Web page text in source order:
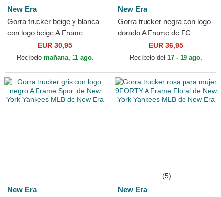
New Era
Gorra trucker beige y blanca
con logo beige A Frame
League Essential de New
York Yankees MLB de...
EUR 30,95
Recíbelo mañana, 11 ago.
New Era
Gorra trucker negra con logo
dorado A Frame de FC
Barcelona LALIGA de New
EUR 36,95
Recíbelo del 17 - 19 ago.
New Era
(5)
New Era